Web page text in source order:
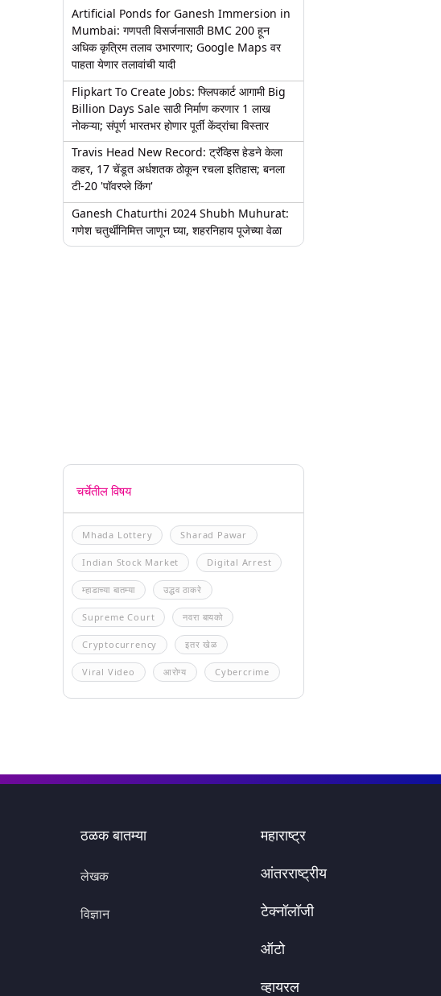
Artificial Ponds for Ganesh Immersion in
Mumbai: गणपती विसर्जनासाठी BMC 200 हून
अधिक कृत्रिम तलाव उभारणार; Google Maps वर
पाहता येणार तलावांची यादी
Flipkart To Create Jobs: फ्लिपकार्ट आगामी Big
Billion Days Sale साठी निर्माण करणार 1 लाख
नोकऱ्या; संपूर्ण भारतभर होणार पूर्ती केंद्रांचा विस्तार
Travis Head New Record: ट्रॅव्हिस हेडने केला
कहर, 17 चेंडूत अर्धशतक ठोकून रचला इतिहास; बनला
टी-20 'पॉवरप्ले किंग'
Ganesh Chaturthi 2024 Shubh Muhurat:
गणेश चतुर्थीनिमित्त जाणून घ्या, शहरनिहाय पूजेच्या वेळा
चर्चेतील विषय
Mhada Lottery Sharad Pawar
Indian Stock Market Digital Arrest
म्हाडाच्या बातम्या उद्धव ठाकरे
Supreme Court नवरा बायको
Cryptocurrency इतर खेळ
Viral Video आरोग्य Cybercrime
ठळक बातम्या
लेखक
विज्ञान
महाराष्ट्र
आंतरराष्ट्रीय
टेक्नॉलॉजी
ऑटो
व्हायरल